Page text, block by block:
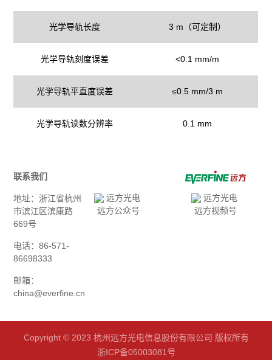
光学导轨长度 3 m（可定制）
光学导轨刻度误差 <0.1 mm/m
光学导轨平直度误差 ≤0.5 mm/3 m
光学导轨读数分辨率 0.1 mm
联系我们
地址：浙江省杭州
市滨江区滨康路
669号
电话：86-571-
86698333
邮箱：
china@everfine.cn
远方公众号 远方视频号
Copyright © 2023 杭州远方光电信息股份有限公司 版权所有
浙ICP备05003081号